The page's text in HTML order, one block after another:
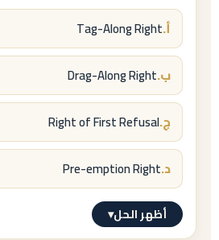
) وهي تُعادل عقد التأسيس في
والعربي.
أ.Tag-Along Right
ب.Drag-Along Right
ج.Right of First Refusal
د.Pre-emption Right
أظهر الحل▾